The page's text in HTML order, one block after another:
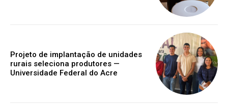
Projeto de implantação de unidades
rurais seleciona produtores —
Universidade Federal do Acre